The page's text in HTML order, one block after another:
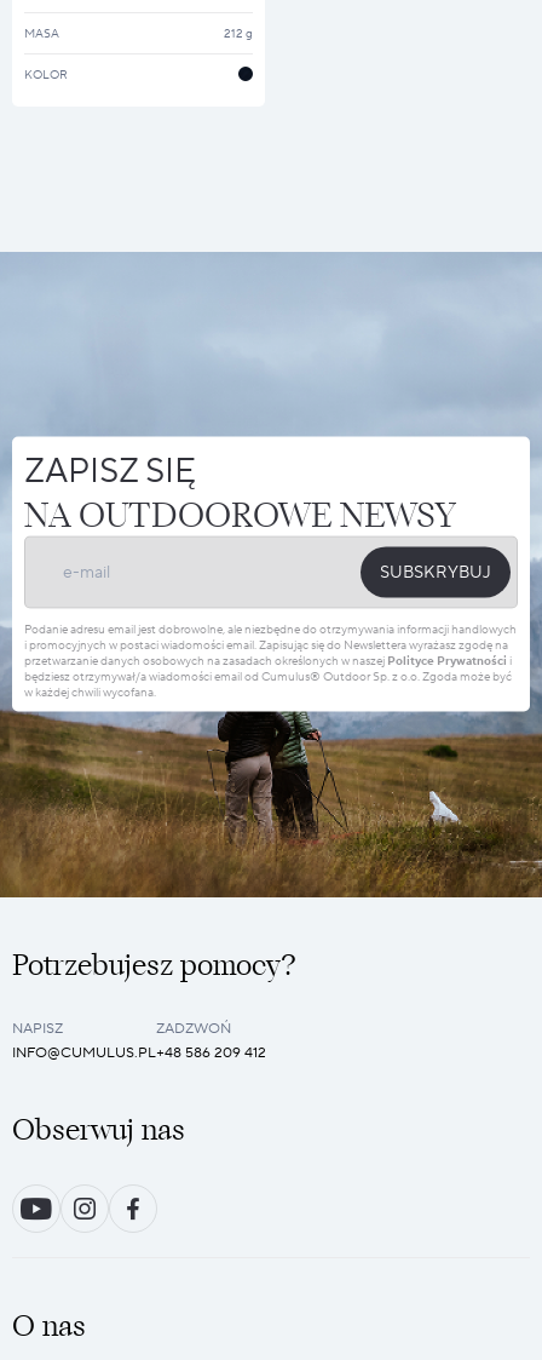
MASA 212 g
KOLOR
ZAPISZ SIĘ
NA OUTDOOROWE NEWSY
SUBSKRYBUJ
Podanie adresu email jest dobrowolne, ale niezbędne do otrzymywania informacji handlowych
i promocyjnych w postaci wiadomości email. Zapisując się do Newslettera wyrażasz zgodę na
przetwarzanie danych osobowych na zasadach określonych w naszej Polityce Prywatności i
będziesz otrzymywał/a wiadomości email od Cumulus® Outdoor Sp. z o.o. Zgoda może być
w każdej chwili wycofana.
Potrzebujesz pomocy?
NAPISZ
INFO@CUMULUS.PL
ZADZWOŃ
+48 586 209 412
Obserwuj nas
O nas